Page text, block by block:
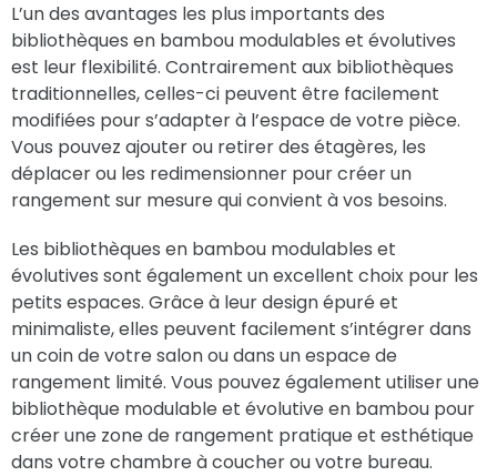
L’un des avantages les plus importants des
bibliothèques en bambou modulables et évolutives
est leur flexibilité. Contrairement aux bibliothèques
traditionnelles, celles-ci peuvent être facilement
modifiées pour s’adapter à l’espace de votre pièce.
Vous pouvez ajouter ou retirer des étagères, les
déplacer ou les redimensionner pour créer un
rangement sur mesure qui convient à vos besoins.
Les bibliothèques en bambou modulables et
évolutives sont également un excellent choix pour les
petits espaces. Grâce à leur design épuré et
minimaliste, elles peuvent facilement s’intégrer dans
un coin de votre salon ou dans un espace de
rangement limité. Vous pouvez également utiliser une
bibliothèque modulable et évolutive en bambou pour
créer une zone de rangement pratique et esthétique
dans votre chambre à coucher ou votre bureau.